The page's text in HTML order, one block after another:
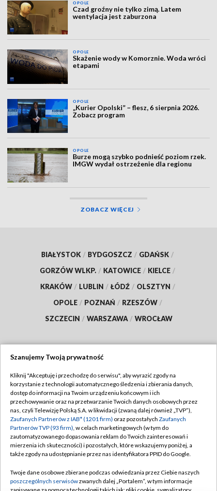
OPOLE
Czad groźny nie tylko zimą. Latem
wentylacja jest zaburzona
OPOLE
Skażenie wody w Komorznie. Woda wróci
etapami
OPOLE
„Kurier Opolski” – flesz, 6 sierpnia 2026.
Zobacz program
OPOLE
Burze mogą szybko podnieść poziom rzek.
IMGW wydał ostrzeżenie dla regionu
ZOBACZ WIĘCEJ
BIAŁYSTOK / BYDGOSZCZ / GDAŃSK /
GORZÓW WLKP. / KATOWICE / KIELCE /
KRAKÓW / LUBLIN / ŁÓDŹ / OLSZTYN /
OPOLE / POZNAŃ / RZESZÓW /
SZCZECIN / WARSZAWA / WROCŁAW
TVP
Abonament TVP
Emisja w TVP
Centrum informacji TVP
Naziemna Telewizja Cyfrowa
Rada Programowa
Regulamin TVP
Polityka prywatności
Moje zgody
Pomoc
Kontakt
Szanujemy Twoją prywatność
Kliknij "Akceptuję i przechodzę do serwisu", aby wyrazić zgody na
korzystanie z technologii automatycznego śledzenia i zbierania danych,
dostęp do informacji na Twoim urządzeniu końcowym i ich
przechowywanie oraz na przetwarzanie Twoich danych osobowych przez
nas, czyli Telewizję Polską S.A. w likwidacji (zwaną dalej również „TVP”),
Zaufanych Partnerów z IAB* (1201 firm) oraz pozostałych Zaufanych
Partnerów TVP (93 firm), w celach marketingowych (w tym do
zautomatyzowanego dopasowania reklam do Twoich zainteresowań i
mierzenia ich skuteczności) i pozostałych, które wskazujemy poniżej, a
także zgody na udostępnianie przez nas identyfikatora PPID do Google.
Twoje dane osobowe zbierane podczas odwiedzania przez Ciebie naszych
poszczególnych serwisówzwanych dalej „Portalem”, w tym informacje